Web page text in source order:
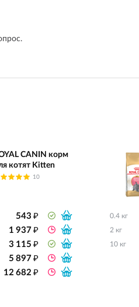
CANIN корм
котят Kitten
10
543₽
1 937₽
3 115₽
5 897₽
12 682₽
0.4 кг
2 кг
10 кг